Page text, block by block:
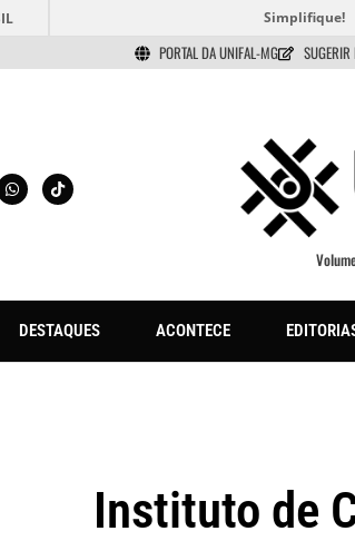
Simplifique!
PORTAL DA UNIFAL-MG SUGERIR
DESTAQUES ACONTECE
Instituto de